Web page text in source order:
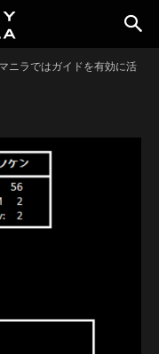
ニラではガイドを有効に活